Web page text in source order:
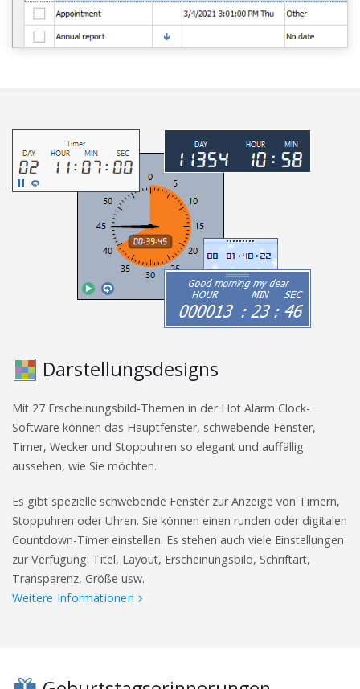
Darstellungsdesigns
Mit 27 Erscheinungsbild-Themen in der Hot Alarm Clock-
Software können das Hauptfenster, schwebende Fenster,
Timer, Wecker und Stoppuhren so elegant und auffällig
aussehen, wie Sie möchten.
Es gibt spezielle schwebende Fenster zur Anzeige von Timern,
Stoppuhren oder Uhren. Sie können einen runden oder digitalen
Countdown-Timer einstellen. Es stehen auch viele Einstellungen
zur Verfügung: Titel, Layout, Erscheinungsbild, Schriftart,
Transparenz, Größe usw.
Weitere Informationen